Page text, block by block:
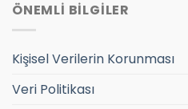
ÖNEMLİ BİLGİLER
Kişisel Verilerin Korunması
Veri Politikası